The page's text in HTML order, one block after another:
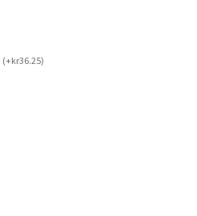
(+kr36.25)